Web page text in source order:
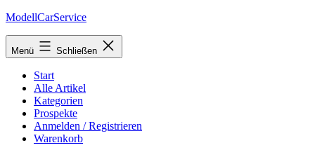
Zum
springen
ModellCarService
Menü Schließen
Start
Alle Artikel
Kategorien
Prospekte
Anmelden / Registrieren
Warenkorb